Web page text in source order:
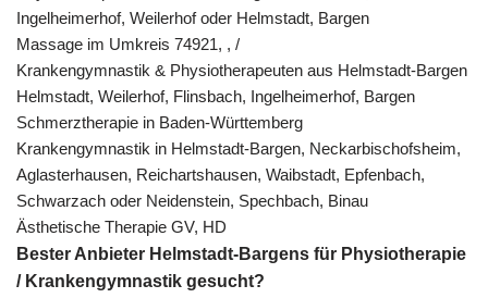
Ingelheimerhof, Weilerhof oder Helmstadt, Bargen
Massage im Umkreis 74921, , /
Krankengymnastik & Physiotherapeuten aus Helmstadt-Bargen
Helmstadt, Weilerhof, Flinsbach, Ingelheimerhof, Bargen
Schmerztherapie in Baden-Württemberg
Krankengymnastik in Helmstadt-Bargen, Neckarbischofsheim,
Aglasterhausen, Reichartshausen, Waibstadt, Epfenbach,
Schwarzach oder Neidenstein, Spechbach, Binau
Ästhetische Therapie GV, HD
Bester Anbieter Helmstadt-Bargens für Physiotherapie
/ Krankengymnastik gesucht?